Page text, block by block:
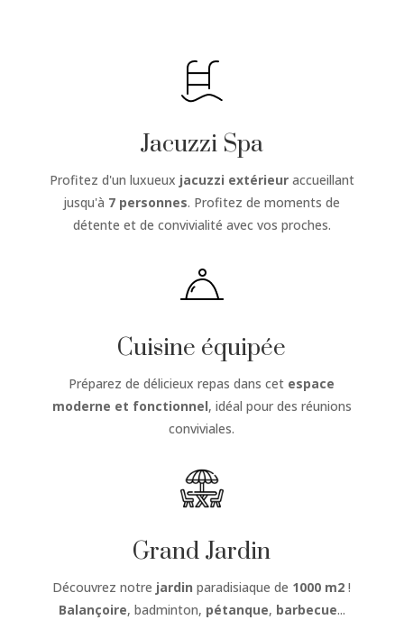
Jacuzzi Spa
Profitez d'un luxueux jacuzzi extérieuraccueillant
jusqu'à 7 personnes. Profitez de moments de
détente et de convivialité avec vos proches.
Cuisine équipée
Préparez de délicieux repas dans cet espace
moderne et fonctionnel, idéal pour des réunions
conviviales.
Grand Jardin
Découvrez notre jardin paradisiaque de 1000 m2 !
Balançoire, badminton, pétanque, barbecue...